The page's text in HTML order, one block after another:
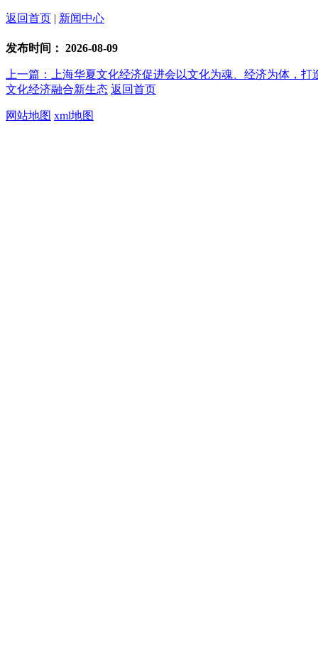
返回首页 | 新闻中心
发布时间： 2026-08-09
上一篇：上海华夏文化经济促进会以文化为魂、经济为体，打
文化经济融合新生态 返回首页
网站地图 xml地图